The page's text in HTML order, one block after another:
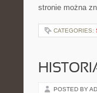
stronie można
CATEGORIES:
POSTED BY